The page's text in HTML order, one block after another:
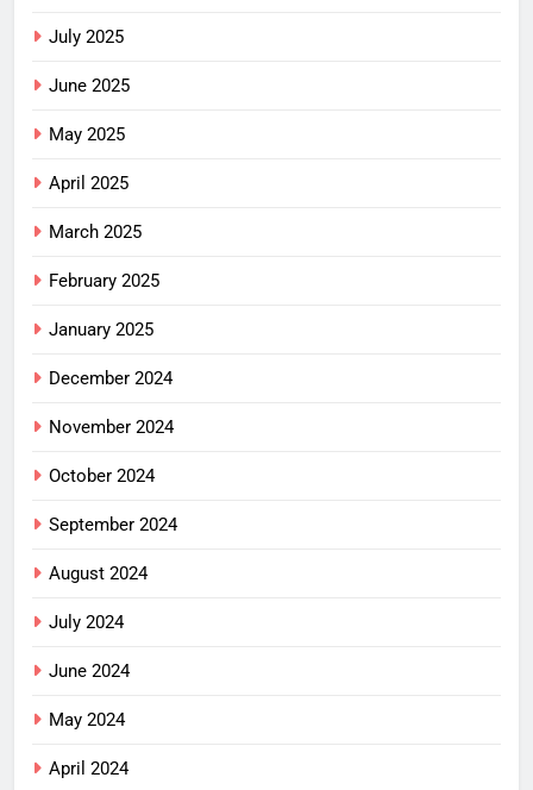
July 2025
June 2025
May 2025
April 2025
March 2025
February 2025
January 2025
December 2024
November 2024
October 2024
September 2024
August 2024
July 2024
June 2024
May 2024
April 2024